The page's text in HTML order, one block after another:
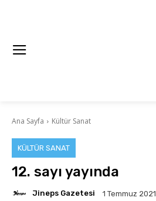
Ana Sayfa Kültür Sanat
KÜLTÜR SANAT
12. sayı yayında
Jineps Gazetesi 1 Temmuz 2021